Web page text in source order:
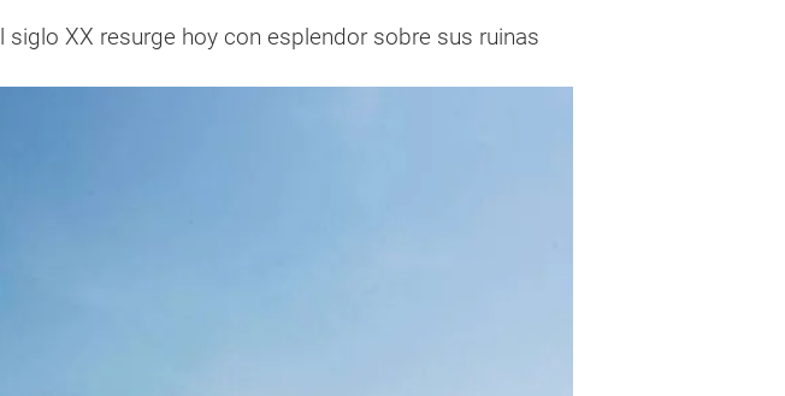
XX resurge hoy con esplendor sobre sus ruinas